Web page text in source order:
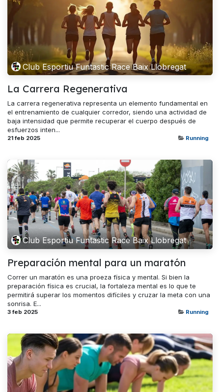
Club Esportiu Funtastic Race Baix Llobregat
La Carrera Regenerativa
La carrera regenerativa representa un elemento fundamental en
el entrenamiento de cualquier corredor, siendo una actividad de
baja intensidad que permite recuperar el cuerpo después de
esfuerzos inten...
21 feb 2025 Running
Club Esportiu Funtastic Race Baix Llobregat
Preparación mental para un maratón
Correr un maratón es una proeza física y mental. Si bien la
preparación física es crucial, la fortaleza mental es lo que te
permitirá superar los momentos difíciles y cruzar la meta con una
sonrisa. E...
3 feb 2025 Running